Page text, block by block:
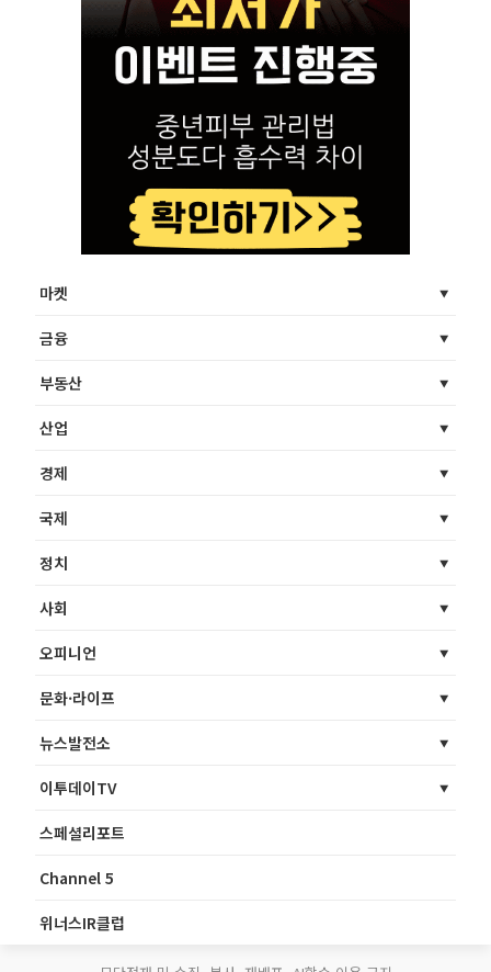
마켓
금융
부동산
산업
경제
국제
정치
사회
오피니언
문화·라이프
뉴스발전소
이투데이TV
스페셜리포트
Channel 5
위너스IR클럽